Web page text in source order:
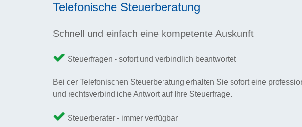
Telefonische Steuerberatung
Schnell und einfach eine kompetente Auskunft
Steuerfragen - sofort und verbindlich beantwortet
Bei der Telefonischen Steuerberatung erhalten Sie sofort eine
und rechtsverbindliche Antwort auf Ihre Steuerfrage.
Steuerberater - immer verfügbar